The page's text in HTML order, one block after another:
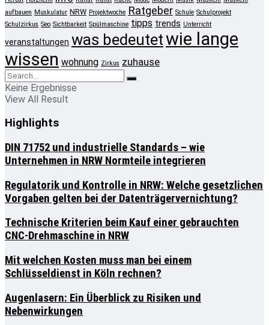
aufbauen Muskulatur NRW Projektwoche Ratgeber Schule Schulprojekt
Schulzirkus Seo Sichtbarkeit Spülmaschine tipps trends Unterricht
veranstaltungen was bedeutetwie lange
wissen wohnung Zirkus zuhause
Keine Ergebnisse
View All Result
Highlights
DIN 71752 und industrielle Standards – wie
Unternehmen in NRW Normteile integrieren
Regulatorik und Kontrolle in NRW: Welche gesetzlichen
Vorgaben gelten bei der Datenträgervernichtung?
Technische Kriterien beim Kauf einer gebrauchten
CNC-Drehmaschine in NRW
Mit welchen Kosten muss man bei einem
Schlüsseldienst in Köln rechnen?
Augenlasern: Ein Überblick zu Risiken und
Nebenwirkungen